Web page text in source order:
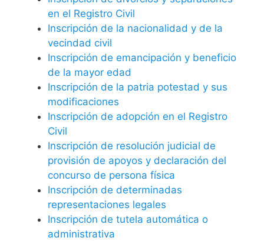
en el Registro Civil
Inscripción de la nacionalidad y de la
vecindad civil
Inscripción de emancipación y beneficio
de la mayor edad
Inscripción de la patria potestad y sus
modificaciones
Inscripción de adopción en el Registro
Civil
Inscripción de resolución judicial de
provisión de apoyos y declaración del
concurso de persona física
Inscripción de determinadas
representaciones legales
Inscripción de tutela automática o
administrativa